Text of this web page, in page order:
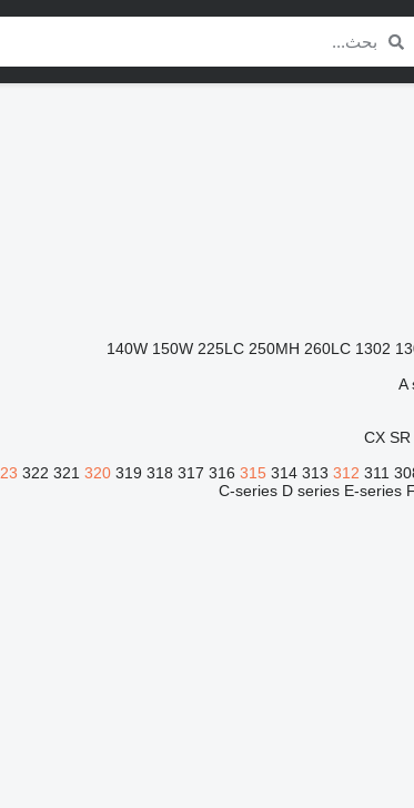
140W 150W 225LC 250MH 260LC 1302
A
CX SR
311
312
313
314
315
316
317
318
319
320
321
322
C-series D series E-series